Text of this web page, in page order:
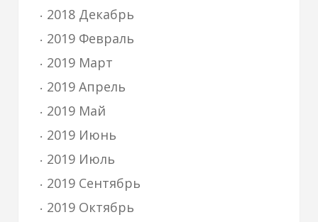
2018 Декабрь
2019 Февраль
2019 Март
2019 Апрель
2019 Май
2019 Июнь
2019 Июль
2019 Сентябрь
2019 Октябрь